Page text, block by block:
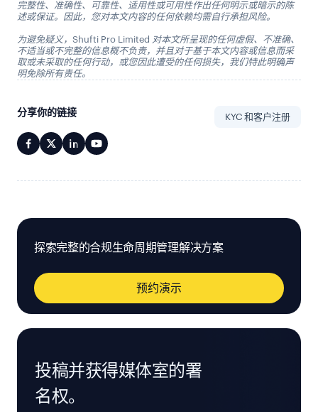
完整性、准确性、可靠性、适用性或可用性作出任何明示或暗示的陈
述或保证。因此，您对本文内容的任何依赖均需自行承担风险。
为避免疑义，Shufti Pro Limited 对本文所呈现的任何虚假、不准确、
不适当或不完整的信息概不负责，并且对于基于本文内容或信息而采
取或未采取的任何行动，或您因此遭受的任何损失，我们特此明确声
明免除所有责任。
分享你的链接 KYC 和客户注册
探索完整的合规生命周期管理解决方案
预约演示
投稿并获得媒体室的署
名权。